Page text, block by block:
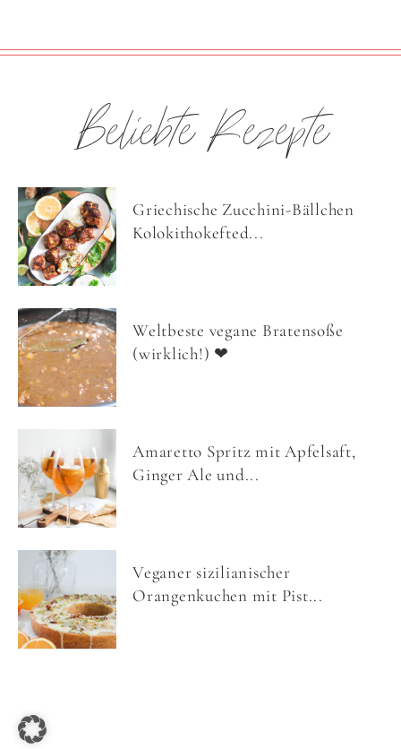
Beliebte Rezepte
Griechische Zucchini-Bällchen
Kolokithokefted...
Weltbeste vegane Bratensoße
(wirklich!) ❤
Amaretto Spritz mit Apfelsaft,
Ginger Ale und...
Veganer sizilianischer
Orangenkuchen mit Pist...